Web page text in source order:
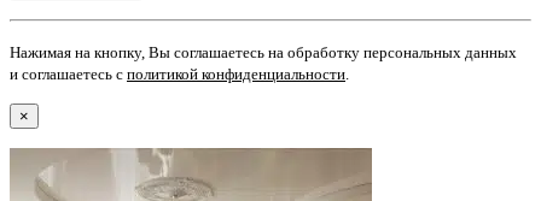
Нажимая на кнопку, Вы соглашаетесь на обработку персональных данных
и соглашаетесь с политикой конфиденциальности
×